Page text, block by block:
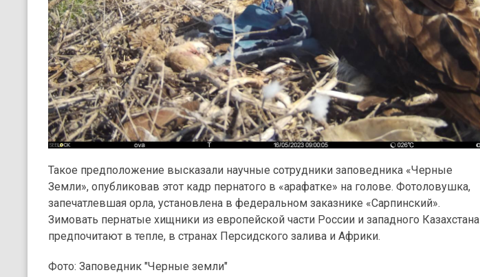
Такое предположение высказали научные сотрудники заповедника «Черные
Земли», опубликовав этот кадр пернатого в «арафатке» на голове. Фотоловушка,
запечатлевшая орла, установлена в федеральном заказнике «Сарпинский».
Зимовать пернатые хищники из европейской части России и западного Казахстана
предпочитают в тепле, в странах Персидского залива и Африки.
Фото: Заповедник "Черные земли"